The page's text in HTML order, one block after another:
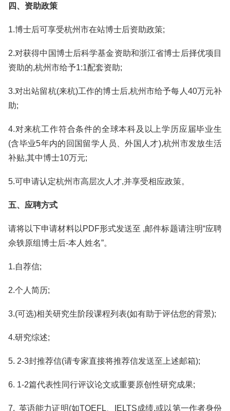
四、资助政策
1.博士后可享受杭州市在站博士后资助政策;
2.对获得中国博士后科学基金资助和浙江省博士后择优项目
资助的,杭州市给予1:1配套资助;
3.对出站留杭(来杭)工作的博士后,杭州市给予每人40万元补
助;
4.对来杭工作符合条件的全球本科及以上学历应届毕业生
(含毕业5年内的回国留学人员、外国人才),杭州市发放生活
补贴,其中博士10万元;
5.可申请认定杭州市高层次人才,并享受相应政策。
五、应聘方式
请将以下申请材料以PDF形式发送至 ,邮件标题请注明“应聘
佘轶原组博士后-本人姓名”。
1.自荐信;
2.个人简历;
3.(可选)相关研究生阶段课程列表(如有助于评估您的背景);
4.研究综述;
5. 2-3封推荐信(请专家直接将推荐信发送至上述邮箱);
6. 1-2篇代表性同行评议论文或重要原创性研究成果;
7. 英语能力证明(如TOEFL、IELTS成绩,或以第一作者身份